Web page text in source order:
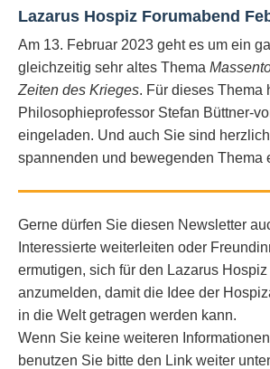
Lazarus Hospiz Forumabend
Am 13. Februar 2023 geht es um ein
gleichzeitig sehr altes Thema
Zeiten des Krieges. Für dieses Thema
Philosophieprofessor Stefan Büttner-
eingeladen. Und auch Sie sind
spannenden und bewegenden Thema
Gerne dürfen Sie diesen Newsletter
Interessierte weiterleiten oder
ermutigen, sich für den Lazarus
anzumelden, damit die Idee der
in die Welt getragen werden kann.
Wenn Sie keine weiteren
benutzen Sie bitte den Link weiter